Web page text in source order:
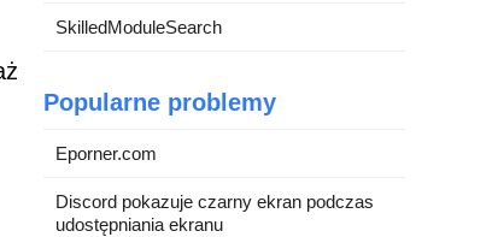
SkilledModuleSearch
Popularne problemy
Eporner.com
Discord pokazuje czarny ekran podczas
udostępniania ekranu